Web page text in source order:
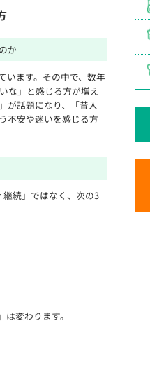
か
います。その中で、数年
な」と感じる方が増え
が話題になり、「昔入
不安や迷いを感じる方
続」ではなく、次の3
変わります。